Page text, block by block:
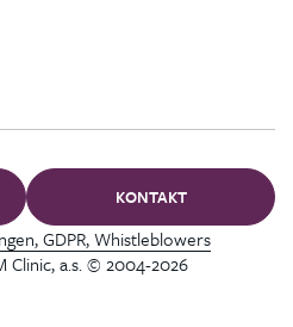
KONTAKT
Clinic, a.s. © 2004-2026
GDPR, Whistleblowers